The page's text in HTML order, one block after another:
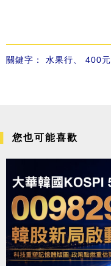
關鍵字： 水果行 400元
您也可能喜歡